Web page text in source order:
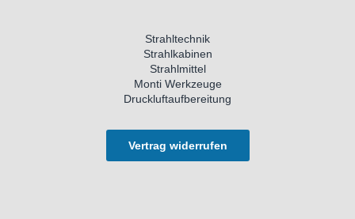
Strahltechnik
Strahlkabinen
Strahlmittel
Monti Werkzeuge
Druckluftaufbereitung
Vertrag widerrufen